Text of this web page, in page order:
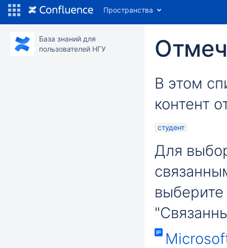
Пространства
База знаний для
пользователей НГУ
В этом
контент
студент
Для